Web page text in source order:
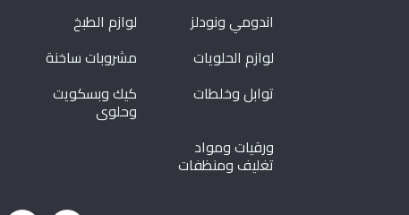
اندومي ونودلز
لوازم الطبخ
لوازم الحلويات
مشروبات ساخنة
توابل وخلطات
كيك وبسكويت
وحلوى
ورقيات ومواد
تغليف ومنظفات